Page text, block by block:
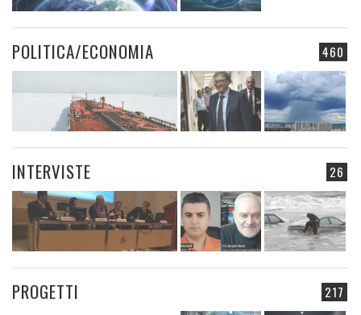
460
POLITICA/ECONOMIA
26
INTERVISTE
217
PROGETTI